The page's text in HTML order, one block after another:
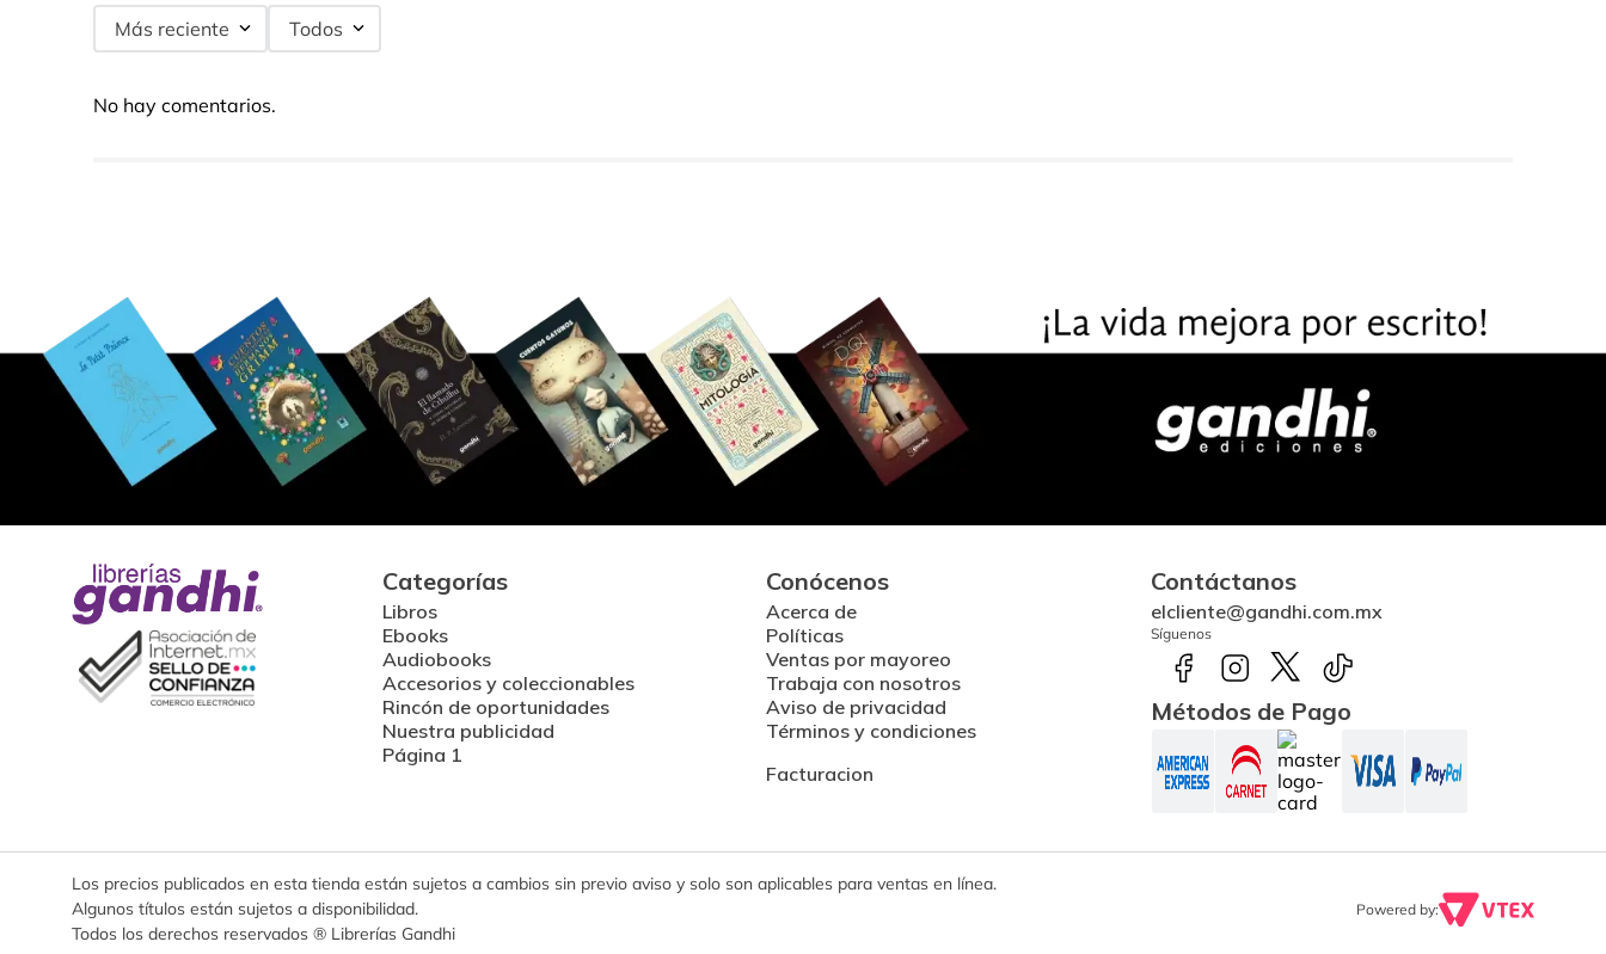
Más reciente Todos
No hay comentarios.
Categorías
Libros
Ebooks
Audiobooks
Accesorios y coleccionables
Rincón de oportunidades
Nuestra publicidad
Página 1
Conócenos
Acerca de
Políticas
Ventas por mayoreo
Trabaja con nosotros
Aviso de privacidad
Términos y condiciones
Facturacion
Contáctanos
elcliente@gandhi.com.mx
Síguenos
Métodos de Pago
Los precios publicados en esta tienda están sujetos a cambios sin previo aviso y solo son aplicables para ventas en línea.
Algunos títulos están sujetos a disponibilidad.
Todos los derechos reservados ® Librerías Gandhi
Powered by: